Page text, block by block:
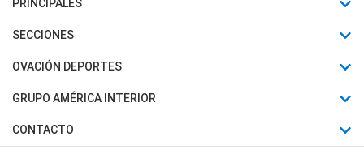
PRINCIPALES
Últimas Noticias
Política
Judiciales
SECCIONES
Horóscopo
Motores
Trucos caseros
OVACIÓN DEPORTES
Fútbol
Mundial
Automovilismo
GRUPO AMÉRICA INTERIOR
Canal 7 en Vivo
CONTACTO